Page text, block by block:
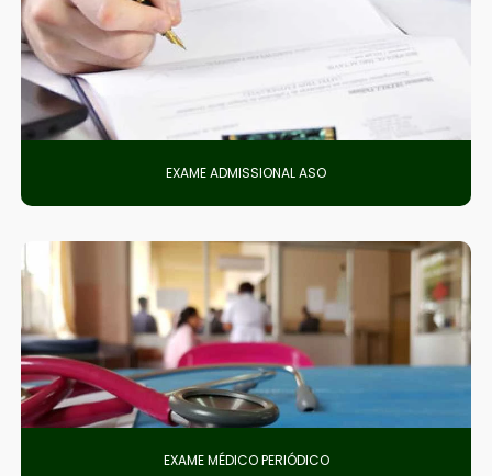
EXAME ADMISSIONAL ASO
EXAME MÉDICO PERIÓDICO